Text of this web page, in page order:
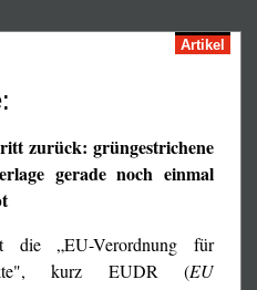
die im Ausland
abgestimmt haben / In
Stimmen an Orbán.
Artikel
zurück: grüngestrichene
gerade noch einmal
„EU-Verordnung für
kurz EUDR (EU